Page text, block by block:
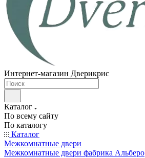
Интернет-магазин Дверикрис
Каталог
По всему сайту
По каталогу
Каталог
Межкомнатные двери
Межкомнатные двери фабрика Альберо